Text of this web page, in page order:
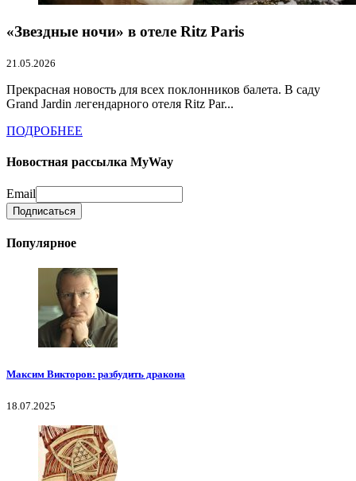
«Звездные ночи» в отеле Ritz Paris
21.05.2026
Прекрасная новость для всех поклонников балета. В саду
Grand Jardin легендарного отеля Ritz Par...
ПОДРОБНЕЕ
Новостная рассылка MyWay
Email
Популярное
Максим Викторов: разбудить дракона
18.07.2025